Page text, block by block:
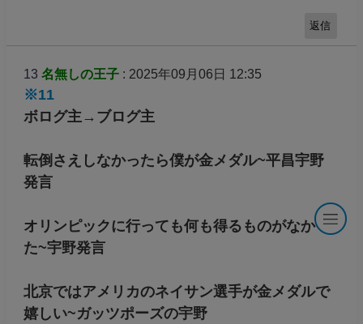
返信
13 名無しの王子: 2025年09月06日 12:35
※11
ボログ主→ブログ主
転倒さえしなかったら僕が金メダル~平昌宇野
発言
オリンピックに行っても何も得るものがなかっ
た~宇野発言
北京ではアメリカのネイサン選手が金メダルで
嬉しい~ガッツポーズの宇野